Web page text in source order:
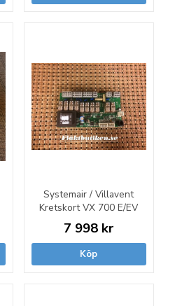
Systemair / Villavent
Kretskort VX 700 E/EV
7 998 kr
Köp